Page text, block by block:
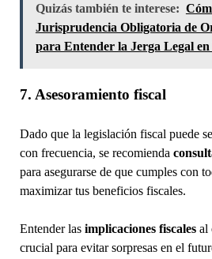
Quizás también te interese:
Jurisprudencia Obligatoria de
para Entender la Jerga Legal en
7. Asesoramiento fiscal
Dado que la legislación fiscal puede
con frecuencia, se recomienda
para asegurarse de que cumples con
maximizar tus beneficios fiscales.
Entender las implicaciones fiscalesal
crucial para evitar sorpresas en el